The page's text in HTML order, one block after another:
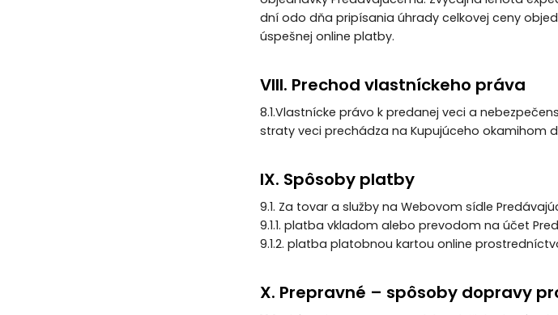
dní odo dňa pripísania úhrady celkovej ceny
úspešnej online platby.
VIII. Prechod vlastníckeho práva
8.1.Vlastnícke právo k predanej veci a
straty veci prechádza na Kupujúceho okamihom
IX. Spôsoby platby
9.1. Za tovar a služby na Webovom sídle
9.1.1. platba vkladom alebo prevodom na účet
9.1.2. platba platobnou kartou online
X. Prepravné – spôsoby dopravy